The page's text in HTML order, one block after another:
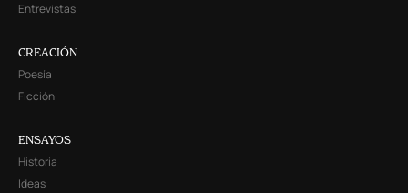
Entrevistas
CREACIÓN
Poesía
Ficción
ENSAYOS
Historia
Ideas